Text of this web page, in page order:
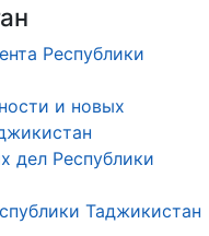
Республики
и новых
дел Республики
Таджикистан